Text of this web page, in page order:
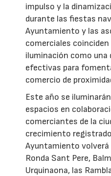
impulso y la
durante las fiestas
Ayuntamiento y las
comerciales coinciden
iluminación como una
efectivas para
comercio de
Este año se
espacios en
comerciantes de la
crecimiento
Ayuntamiento volverá
Ronda Sant Pere,
Urquinaona, las